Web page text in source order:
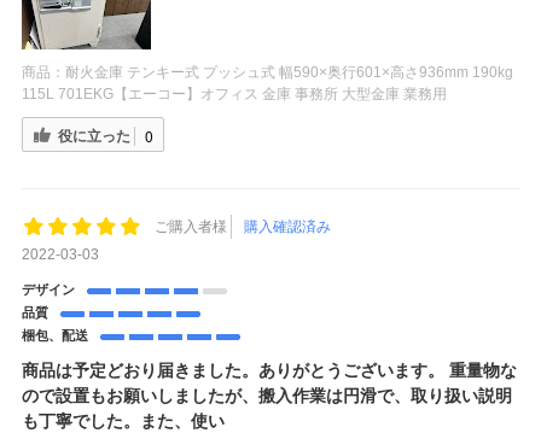
商品： 耐火金庫 テンキー式 プッシュ式 幅590×奥行601×高さ936mm 190kg
115L 701EKG【エーコー】オフィス 金庫 事務所 大型金庫 業務用
役に立った 0
ご購入者様
購入確認済み
2022-03-03
デザイン
品質
梱包、配送
商品は予定どおり届きました。ありがとうございます。 重量物な
ので設置もお願いしましたが、搬入作業は円滑で、取り扱い説明
も丁寧でした。また、使い